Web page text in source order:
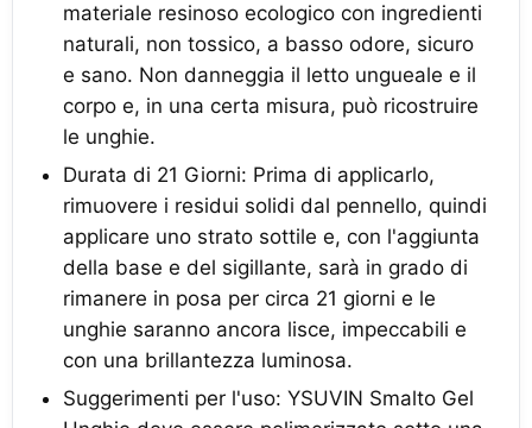
materiale resinoso ecologico con ingredienti
naturali, non tossico, a basso odore, sicuro
e sano. Non danneggia il letto ungueale e il
corpo e, in una certa misura, può ricostruire
le unghie.
Durata di 21 Giorni: Prima di applicarlo,
rimuovere i residui solidi dal pennello, quindi
applicare uno strato sottile e, con l'aggiunta
della base e del sigillante, sarà in grado di
rimanere in posa per circa 21 giorni e le
unghie saranno ancora lisce, impeccabili e
con una brillantezza luminosa.
Suggerimenti per l'uso: YSUVIN Smalto Gel